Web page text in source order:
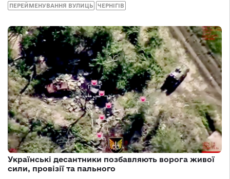
ПЕРЕЙМЕНУВАННЯ ВУЛИЦЬ ЧЕРНІГІВ
Українські десантники позбавляють ворога живої
сили, провізії та пального